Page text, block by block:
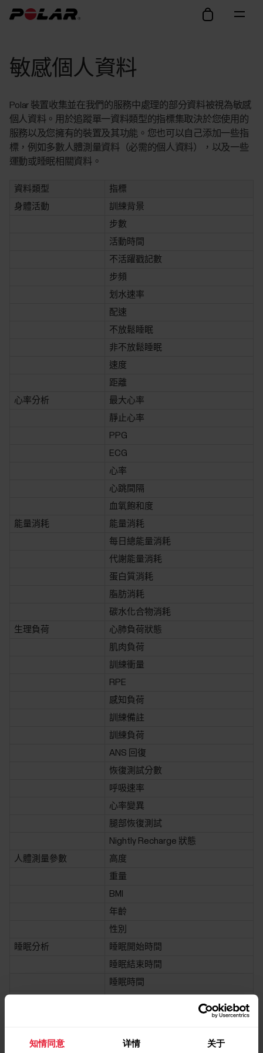
知情同意 详情 关于
敏感個人資料
Polar 裝置收集並在我們的服務中處理的部分資料被視為敏感
個人資料。用於追蹤單一資料類型的指標集取決於您使用的
服務以及您擁有的裝置及其功能。您也可以自己添加一些指
標，例如多數人體測量資料（必需的個人資料），以及一些
運動或睡眠相關資料。
資料類型
指標
身體活動
訓練背景
步數
活動時間
不活躍戳記數
步頻
划水速率
配速
不放鬆睡眠
非不放鬆睡眠
速度
距離
心率分析
最大心率
靜止心率
PPG
ECG
心率
心跳間隔
血氧飽和度
能量消耗
能量消耗
每日總能量消耗
代謝能量消耗
蛋白質消耗
脂肪消耗
碳水化合物消耗
生理負荷
心肺負荷狀態
肌肉負荷
訓練衝量
RPE
感知負荷
訓練備註
訓練負荷
ANS 回復
恢復測試分數
呼吸速率
心率變異
腿部恢復測試
Nightly Recharge 狀態
人體測量參數
高度
重量
BMI
年齡
性別
睡眠分析
睡眠開始時間
睡眠結束時間
睡眠時間